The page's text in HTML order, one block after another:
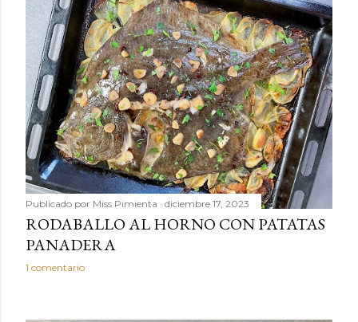
Publicado por Miss Pimienta diciembre 17, 2023
RODABALLO AL HORNO CON PATATAS
PANADERA
1 comentario